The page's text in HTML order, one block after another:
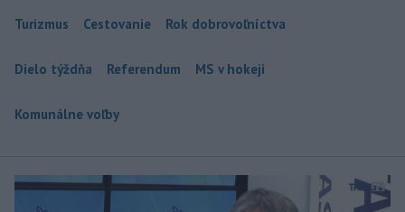
Turizmus Cestovanie Rok dobrovoľníctva
Dielo týždňa Referendum MS v hokeji
Komunálne voľby